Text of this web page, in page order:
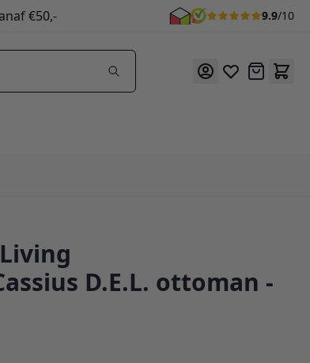
€50,- 9.9/10
Offerte
D.E.L. ottoman -